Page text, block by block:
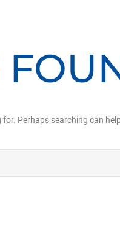
for. Perhaps searching can